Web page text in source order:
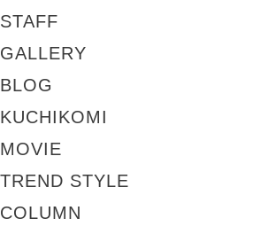
STAFF
GALLERY
BLOG
KUCHIKOMI
MOVIE
TREND STYLE
COLUMN